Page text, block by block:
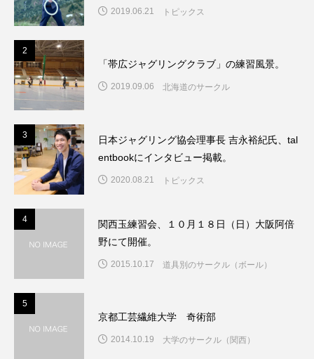
2019.06.21 トピックス
2
「帯広ジャグリングクラブ」の練習風景。
2019.09.06 北海道のサークル
3
日本ジャグリング協会理事長 吉永裕紀氏、tal
entbookにインタビュー掲載。
2020.08.21 トピックス
4
関西玉練習会、１０月１８日（日）大阪阿倍
野にて開催。
2015.10.17 道具別のサークル（ボール）
5
京都工芸繊維大学 奇術部
2014.10.19 大学のサークル（関西）